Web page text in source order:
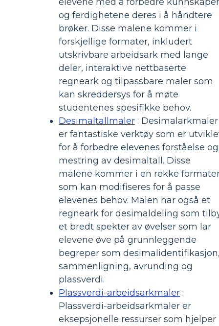
og ferdighetene deres i å håndtere
brøker. Disse malene kommer i
forskjellige formater, inkludert
utskrivbare arbeidsark med lange
deler, interaktive nettbaserte
regneark og tilpassbare maler som
kan skreddersys for å møte
studentenes spesifikke behov.
Desimaltallmaler : Desimalarkmaler
er fantastiske verktøy som er
for å forbedre elevenes forståelse og
mestring av desimaltall. Disse
malene kommer i en rekke
som kan modifiseres for å passe
elevenes behov. Malen har også et
regneark for desimaldeling som
et bredt spekter av øvelser som lar
elevene øve på grunnleggende
begreper som
sammenligning, avrunding og
plassverdi.
Plassverdi-arbeidsarkmaler :
Plassverdi-arbeidsarkmaler er
eksepsjonelle ressurser som hjelper